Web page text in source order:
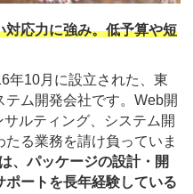
応力に強み。低予算や短
年10月に設立された、東
ム開発会社です。Web開
ルティング、システム開
る業務を請け負っていま
、パッケージの設計・開
ートを長年経験している